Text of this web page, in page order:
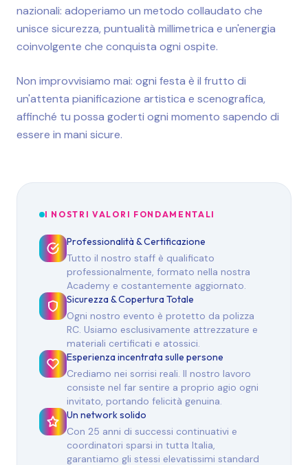
nazionali: adoperiamo un metodo collaudato che
unisce sicurezza, puntualità millimetrica e un'energia
coinvolgente che conquista ogni ospite.
Non improvvisiamo mai: ogni festa è il frutto di
un'attenta pianificazione artistica e scenografica,
affinché tu possa goderti ogni momento sapendo di
essere in mani sicure.
I NOSTRI VALORI FONDAMENTALI
Professionalità & Certificazione
Tutto il nostro staff è qualificato
professionalmente, formato nella nostra
Academy e costantemente aggiornato.
Sicurezza & Copertura Totale
Ogni nostro evento è protetto da polizza
RC. Usiamo esclusivamente attrezzature e
materiali certificati e atossici.
Esperienza incentrata sulle persone
Crediamo nei sorrisi reali. Il nostro lavoro
consiste nel far sentire a proprio agio ogni
invitato, portando felicità genuina.
Un network solido
Con 25 anni di successi continuativi e
coordinatori sparsi in tutta Italia,
garantiamo gli stessi elevatissimi standard